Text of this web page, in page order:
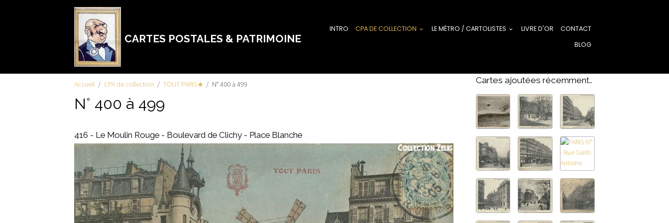
CARTES POSTALES & PATRIMOINE
INTRO CPA DE COLLECTION LE MÉTRO / CARTOLISTES LIVRE D'OR
CONTACT
BLOG
Accueil CPA de collection TOUT PARIS ♣ N° 400 à 499
N° 400 à 499
416 - Le Moulin Rouge - Boulevard de Clichy - Place Blanche
Cartes ajoutées récemment..